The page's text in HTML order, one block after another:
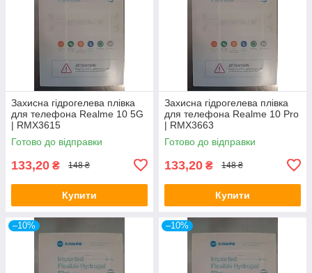
Захисна гідрогелева плівка
для телефона Realme 10 5G
| RMX3615
Готово до відправки
133,20 ₴ 148 ₴
Купити
Захисна гідрогелева плівка
для телефона Realme 10 Pro
| RMX3663
Готово до відправки
133,20 ₴ 148 ₴
Купити
–10% –10%